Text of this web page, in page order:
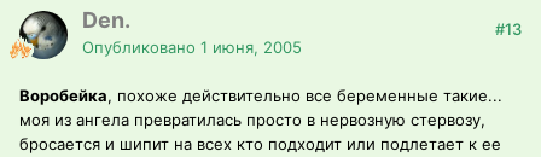
Den.
Опубликовано 1 июня, 2005
#13
Воробейка, похоже действительно все беременные такие...
моя из ангела превратилась просто в нервозную стервозу,
бросается и шипит на всех кто подходит или подлетает к ее